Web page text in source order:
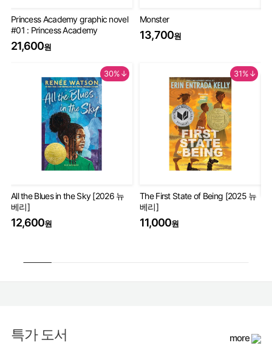
Princess Academy graphic novel
#01 : Princess Academy
21,600원
Monster
13,700원
30%↓
All the Blues in the Sky [2026 뉴
베리]
12,600원
31%↓
The First State of Being [2025 뉴
베리]
11,000원
특가 도서 more